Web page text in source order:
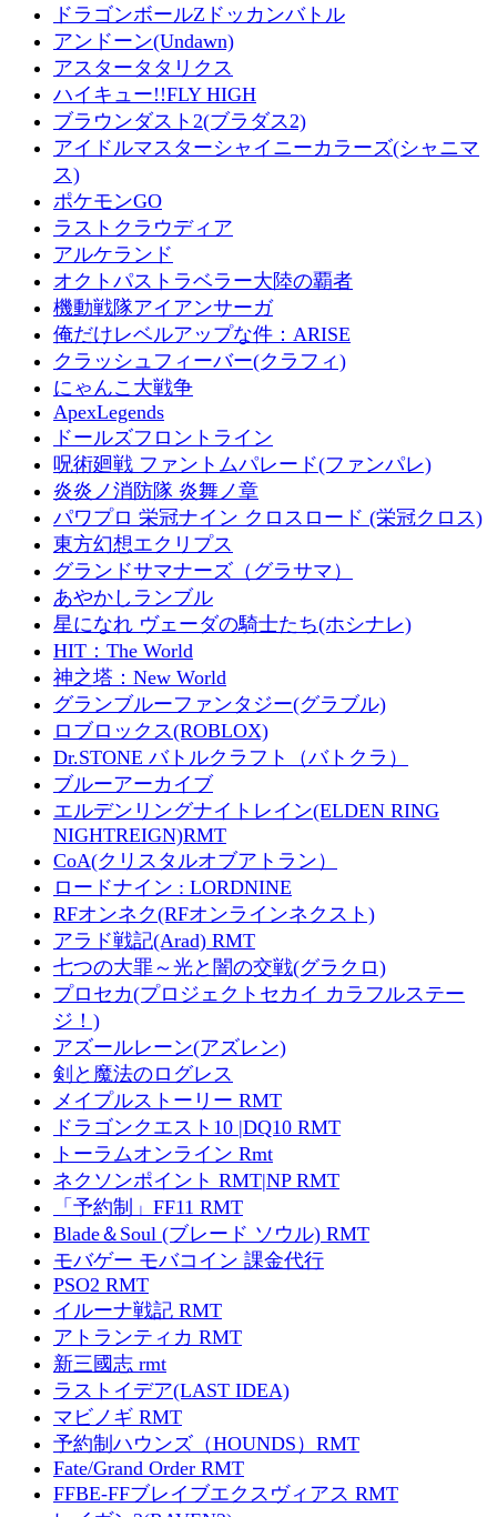
ドラゴンボールZドッカンバトル
アンドーン(Undawn)
アスタータタリクス
ハイキュー!!FLY HIGH
ブラウンダスト2(ブラダス2)
アイドルマスターシャイニーカラーズ(シャニマ
ス)
ポケモンGO
ラストクラウディア
アルケランド
オクトパストラベラー大陸の覇者
機動戦隊アイアンサーガ
俺だけレベルアップな件：ARISE
クラッシュフィーバー(クラフィ)
にゃんこ大戦争
ApexLegends
ドールズフロントライン
呪術廻戦 ファントムパレード(ファンパレ)
炎炎ノ消防隊 炎舞ノ章
パワプロ 栄冠ナイン クロスロード (栄冠クロス)
東方幻想エクリプス
グランドサマナーズ（グラサマ）
あやかしランブル
星になれ ヴェーダの騎士たち(ホシナレ)
HIT：The World
神之塔：New World
グランブルーファンタジー(グラブル)
ロブロックス(ROBLOX)
Dr.STONE バトルクラフト（バトクラ）
ブルーアーカイブ
エルデンリングナイトレイン(ELDEN RING
NIGHTREIGN)RMT
CoA(クリスタルオブアトラン）
ロードナイン : LORDNINE
RFオンネク(RFオンラインネクスト)
アラド戦記(Arad) RMT
七つの大罪～光と闇の交戦(グラクロ)
プロセカ(プロジェクトセカイ カラフルステー
ジ！)
アズールレーン(アズレン)
剣と魔法のログレス
メイプルストーリー RMT
ドラゴンクエスト10 |DQ10 RMT
トーラムオンライン Rmt
ネクソンポイント RMT|NP RMT
「予約制」FF11 RMT
Blade＆Soul (ブレード ソウル) RMT
モバゲー モバコイン 課金代行
PSO2 RMT
イルーナ戦記 RMT
アトランティカ RMT
新三國志 rmt
ラストイデア(LAST IDEA)
マビノギ RMT
予約制ハウンズ（HOUNDS）RMT
Fate/Grand Order RMT
FFBE-FFブレイブエクスヴィアス RMT